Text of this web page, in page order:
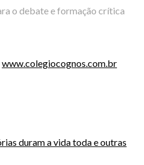
o debate e formação crítica
www.colegiocognos.com.br
duram a vida toda e outras